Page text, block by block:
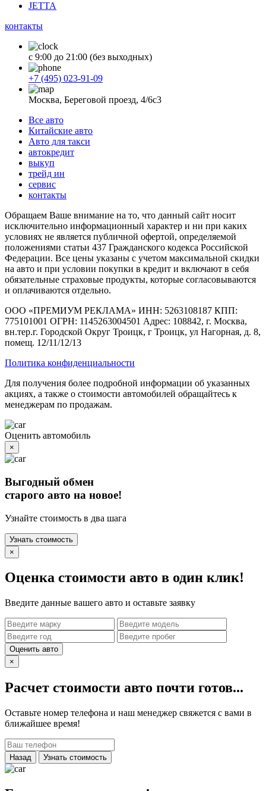
JETTA
контакты
с 9:00 до 21:00 (без выходных)
+7 (495) 023-91-09
Москва, Береговой проезд, 4/6с3
Все авто
Китайские авто
Авто для такси
автокредит
выкуп
трейд ин
сервис
контакты
Обращаем Ваше внимание на то, что данный сайт носит
исключительно информационный характер и ни при каких
условиях не является публичной офертой, определяемой
положениями статьи 437 Гражданского кодекса Российской
Федерации. Все цены указаны с учетом максимальной скидки
на авто и при условии покупки в кредит и включают в себя
обязательные страховые продукты, которые согласовываются
и оплачиваются отдельно.
ООО «ПРЕМИУМ РЕКЛАМА» ИНН: 5263108187 КПП:
775101001 ОГРН: 1145263004501 Адрес: 108842, г. Москва,
вн.тер.г. Городской Округ Троицк, г Троицк, ул Нагорная, д. 8,
помещ. 12/11/12/13
Политика конфиденциальности
Для получения более подробной информации об указанных
акциях, а также о стоимости автомобилей обращайтесь к
менеджерам по продажам.
Оценить автомобиль
×
Выгодный обмен
старого авто на новое!
Узнайте стоимость в два шага
Узнать стоимость
×
Оценка стоимости авто в один клик!
Введите данные вашего авто и оставьте заявку
Оценить авто
×
Расчет стоимости авто почти готов...
Оставьте номер телефона и наш менеджер свяжется с вами в
ближайшее время!
Назад Узнать стоимость